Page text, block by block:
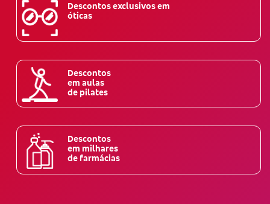
Descontos exclusivos em
óticas
Descontos
em aulas
de pilates
Descontos
em milhares
de farmácias